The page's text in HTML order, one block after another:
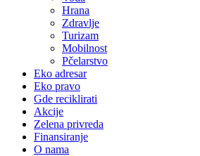
Hrana
Zdravlje
Turizam
Mobilnost
Pčelarstvo
Eko adresar
Eko pravo
Gde reciklirati
Akcije
Zelena privreda
Finansiranje
O nama